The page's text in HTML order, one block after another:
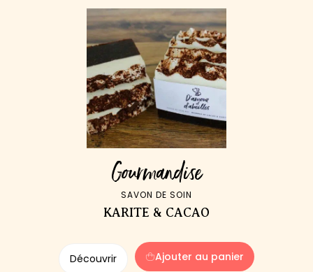
Gourmandise
SAVON DE SOIN
KARITE & CACAO
Découvrir Ajouter au panier